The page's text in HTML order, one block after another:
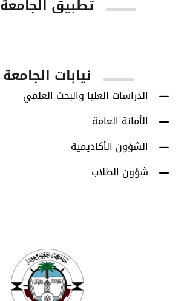
تطبيق الجامعة
نيابات الجامعة
الدراسات العليا والبحث العلمي
الأمانة العامة
الشؤون الأكاديمية
شؤون الطلاب